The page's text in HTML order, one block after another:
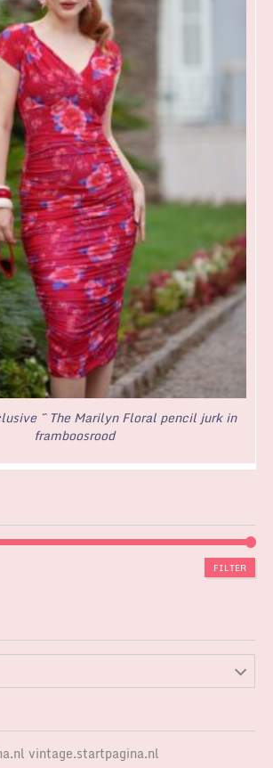
~ The Marilyn Floral pencil jurk in
framboosrood
FILTER
vintage.startpagina.nl